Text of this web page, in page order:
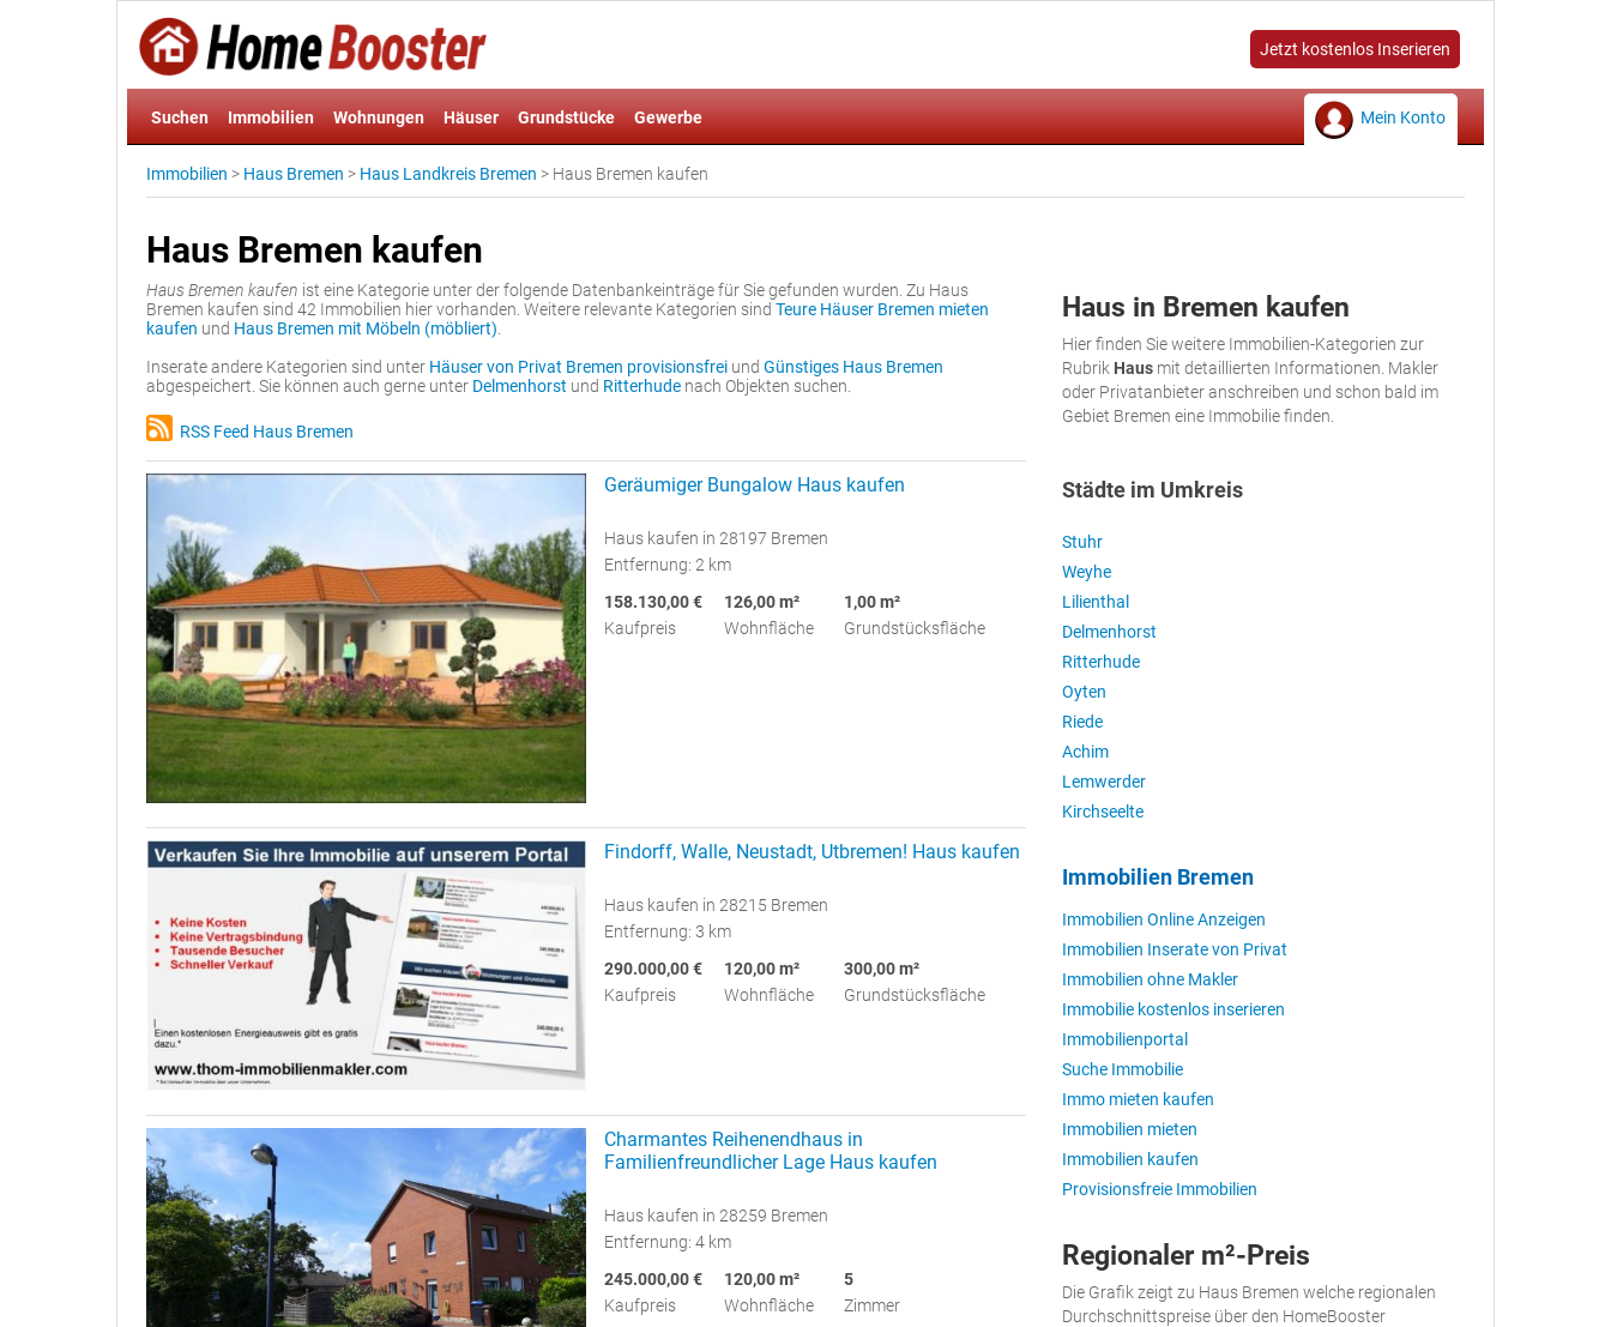
Jetzt kostenlos Inserieren
Suchen Immobilien Wohnungen Häuser Grundstücke Gewerbe Mein Konto
Immobilien > Haus Bremen > Haus Landkreis Bremen > Haus Bremen kaufen
Haus Bremen kaufen
Haus Bremen kaufen ist eine Kategorie unter der folgende Datenbankeinträge für Sie gefunden wurden. Zu Haus
Bremen kaufen sind 42 Immobilien hier vorhanden. Weitere relevante Kategorien sind Teure Häuser Bremen mieten
kaufen und Haus Bremen mit Möbeln (möbliert)
Inserate andere Kategorien sind unter Häuser von Privat Bremen provisionsfrei und Günstiges Haus Bremen
abgespeichert. Sie können auch gerne unter Delmenhorst und Ritterhude nach Objekten suchen.
RSS Feed Haus Bremen
Geräumiger Bungalow Haus kaufen
Haus kaufen in 28197 Bremen
Entfernung: 2 km
158.130,00 €
Kaufpreis
126,00 m²
Wohnfläche
1,00 m²
Grundstücksfläche
Findorff, Walle, Neustadt, Utbremen! Haus kaufen
Haus kaufen in 28215 Bremen
Entfernung: 3 km
290.000,00 €
Kaufpreis
120,00 m²
Wohnfläche
300,00 m²
Grundstücksfläche
Charmantes Reihenendhaus in
Familienfreundlicher Lage Haus kaufen
Haus kaufen in 28259 Bremen
Entfernung: 4 km
245.000,00 €
Kaufpreis
120,00 m²
Wohnfläche
5
Zimmer
Haus in Bremen kaufen
Hier finden Sie weitere Immobilien-Kategorien zur
Rubrik Haus mit detaillierten Informationen. Makler
oder Privatanbieter anschreiben und schon bald im
Gebiet Bremen eine Immobilie finden.
Städte im Umkreis
Stuhr
Weyhe
Lilienthal
Delmenhorst
Ritterhude
Oyten
Riede
Achim
Lemwerder
Kirchseelte
Immobilien Bremen
Immobilien Online Anzeigen
Immobilien Inserate von Privat
Immobilien ohne Makler
Immobilie kostenlos inserieren
Immobilienportal
Suche Immobilie
Immo mieten kaufen
Immobilien mieten
Immobilien kaufen
Provisionsfreie Immobilien
Regionaler m²-Preis
Die Grafik zeigt zu Haus Bremen welche regionalen
Durchschnittspreise über den HomeBooster